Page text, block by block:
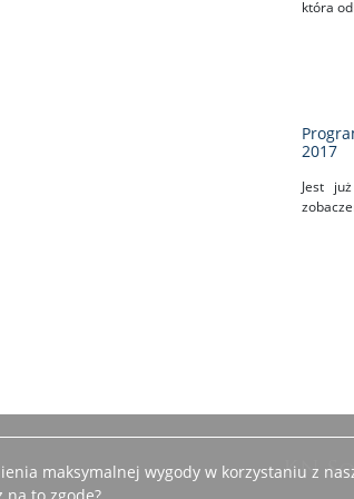
maksymalnej wygody w korzystaniu z
która
2017
Jest
KN